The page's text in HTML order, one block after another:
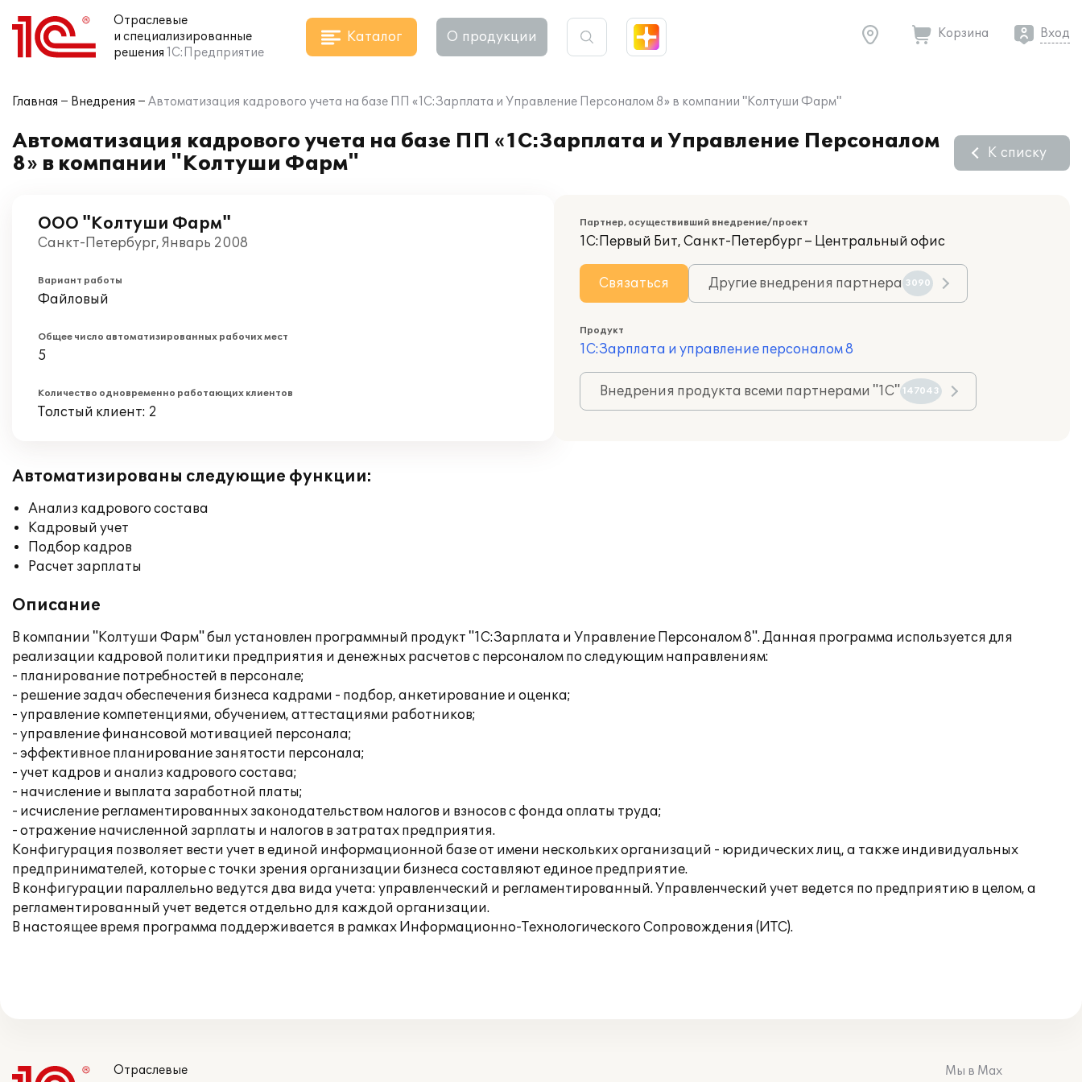
Отраслевые
и специализированные
решения 1С:Предприятие
Каталог О продукции Корзина Вход
Главная Внедрения Автоматизация кадрового учета на базе ПП «1С:Зарплата и Управление Персоналом 8» в компании "Колтуши Фарм"
Автоматизация кадрового учета на базе ПП «1С:Зарплата и Управление Персоналом
8» в компании "Колтуши Фарм"
К списку
ООО "Колтуши Фарм"
Санкт-Петербург, Январь 2008
Вариант работы
Файловый
Общее число автоматизированных рабочих мест
5
Количество одновременно работающих клиентов
Толстый клиент: 2
Партнер, осуществивший внедрение/проект
1С:Первый Бит, Санкт-Петербург – Центральный офис
Связаться Другие внедрения партнера 3090
Продукт
1С:Зарплата и управление персоналом 8
Внедрения продукта всеми партнерами "1С" 147043
Автоматизированы следующие функции:
Анализ кадрового состава
Кадровый учет
Подбор кадров
Расчет зарплаты
Описание
В компании "Колтуши Фарм" был установлен программный продукт "1С:Зарплата и Управление Персоналом 8". Данная программа используется для
реализации кадровой политики предприятия и денежных расчетов с персоналом по следующим направлениям:
- планирование потребностей в персонале;
- решение задач обеспечения бизнеса кадрами - подбор, анкетирование и оценка;
- управление компетенциями, обучением, аттестациями работников;
- управление финансовой мотивацией персонала;
- эффективное планирование занятости персонала;
- учет кадров и анализ кадрового состава;
- начисление и выплата заработной платы;
- исчисление регламентированных законодательством налогов и взносов с фонда оплаты труда;
- отражение начисленной зарплаты и налогов в затратах предприятия.
Конфигурация позволяет вести учет в единой информационной базе от имени нескольких организаций - юридических лиц, а также индивидуальных
предпринимателей, которые с точки зрения организации бизнеса составляют единое предприятие.
В конфигурации параллельно ведутся два вида учета: управленческий и регламентированный. Управленческий учет ведется по предприятию в целом, а
регламентированный учет ведется отдельно для каждой организации.
В настоящее время программа поддерживается в рамках Информационно-Технологического Сопровождения (ИТС).
Отраслевые
Мы в Max